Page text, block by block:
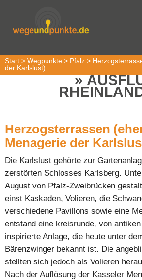
Start > Wegpunkte > Pfalz >
der Karlslust)
Herzogsterrassen
Menagerie der
Die Karlslust gehörte zur
zerstörten Schlosses Karlsberg.
August von Pfalz-Zweibrücken
einst Kaskaden, Volieren, die
verschiedene Pavillons sowie eine
entstand eine kreisrunde, von
inspirierte Anlage, die heute unter
Bärenzwinger bekannt ist. Die
stellten sich jedoch als Volieren
Nach der Auflösung der Kasseler